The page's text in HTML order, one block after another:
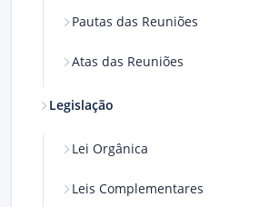
Pautas das Reuniões
Atas das Reuniões
Legislação
Lei Orgânica
Leis Complementares